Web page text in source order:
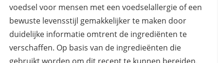
voedsel voor mensen met een voedselallergie of een
bewuste levensstijl gemakkelijker te maken door
duidelijke informatie omtrent de ingrediënten te
verschaffen. Op basis van de ingredieënten die